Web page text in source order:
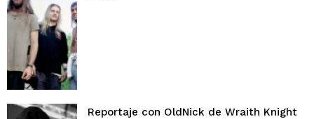
Reportaje con OldNick de Wraith Knight